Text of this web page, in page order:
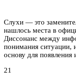
Слухи — это
нашлось места в
Диссонанс между
понимания
основу для появления
21